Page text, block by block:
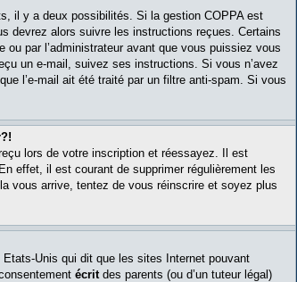
il y a deux possibilités. Si la gestion COPPA est
devrez alors suivre les instructions reçues. Certains
par l’administrateur avant que vous puissiez vous
un e-mail, suivez ses instructions. Si vous n’avez
l’e-mail ait été traité par un filtre anti-spam. Si vous
lors de votre inscription et réessayez. Il est
effet, il est courant de supprimer régulièrement les
vous arrive, tentez de vous réinscrire et soyez plus
Unis qui dit que les sites Internet pouvant
écritdes parents (ou d’un tuteur légal)